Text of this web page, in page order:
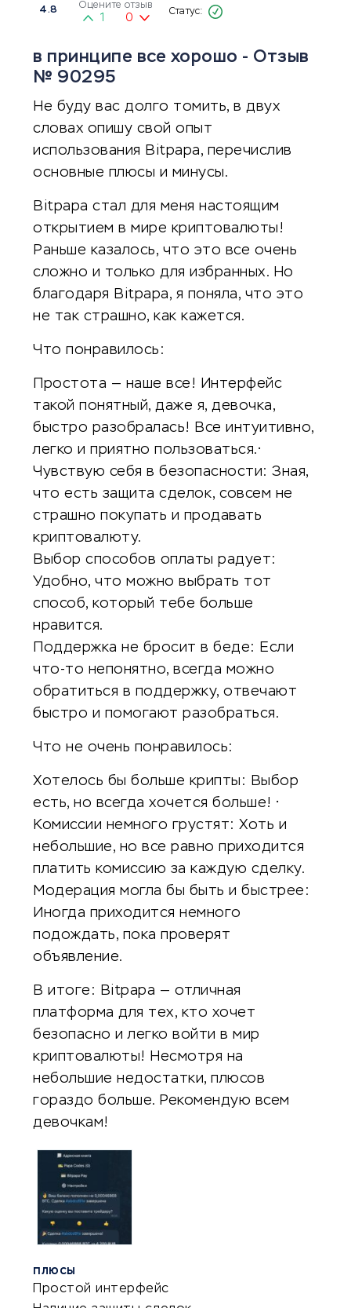
4.8 Оцените отзыв
1 0
в принципе все хорошо - Отзыв
№ 90295
Не буду вас долго томить, в двух
словах опишу свой опыт
использования Bitpapa, перечислив
основные плюсы и минусы.
Bitpapa стал для меня настоящим
открытием в мире криптовалюты!
Раньше казалось, что это все очень
сложно и только для избранных. Но
благодаря Bitpapa, я поняла, что это
не так страшно, как кажется.
Что понравилось:
Простота — наше все! Интерфейс
такой понятный, даже я, девочка,
быстро разобралась! Все интуитивно,
легко и приятно пользоваться.•
Чувствую себя в безопасности: Зная,
что есть защита сделок, совсем не
страшно покупать и продавать
криптовалюту.
Выбор способов оплаты радует:
Удобно, что можно выбрать тот
способ, который тебе больше
нравится.
Поддержка не бросит в беде: Если
что-то непонятно, всегда можно
обратиться в поддержку, отвечают
быстро и помогают разобраться.
Что не очень понравилось:
Хотелось бы больше крипты: Выбор
есть, но всегда хочется больше! •
Комиссии немного грустят: Хоть и
небольшие, но все равно приходится
платить комиссию за каждую сделку.
Модерация могла бы быть и быстрее:
Иногда приходится немного
подождать, пока проверят
объявление.
В итоге: Bitpapa — отличная
платформа для тех, кто хочет
безопасно и легко войти в мир
криптовалюты! Несмотря на
небольшие недостатки, плюсов
гораздо больше. Рекомендую всем
девочкам!
ПЛЮСЫ
Простой интерфейс